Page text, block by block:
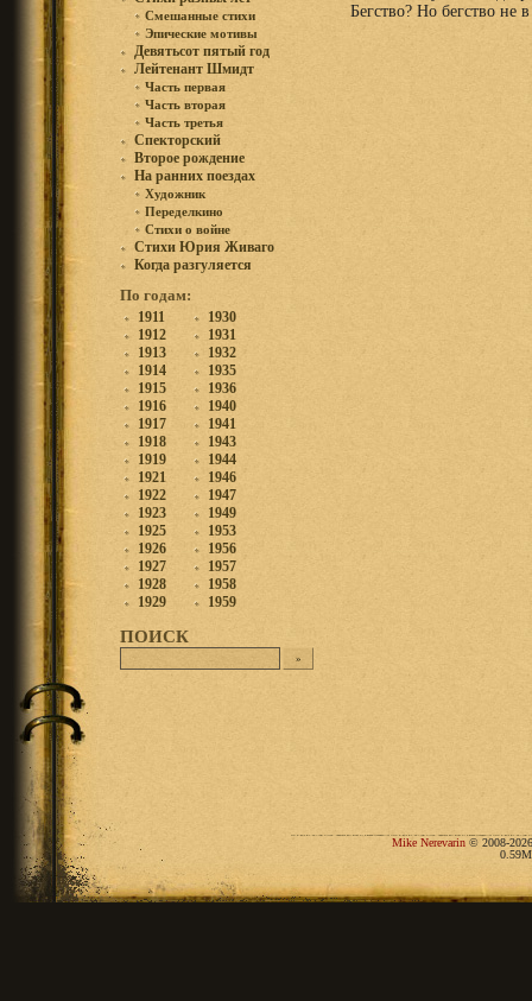
Смешанные стихи
Эпические мотивы
Девятьсот пятый год
Лейтенант Шмидт
Часть первая
Часть вторая
Часть третья
Спекторский
Второе рождение
На ранних поездах
Художник
Переделкино
Стихи о войне
Стихи Юрия Живаго
Когда разгуляется
По годам:
1911
1912
1913
1914
1915
1916
1917
1918
1919
1921
1922
1923
1925
1926
1927
1928
1929
1930
1931
1932
1935
1936
1940
1941
1943
1944
1946
1947
1949
1953
1956
1957
1958
1959
ПОИСК
Бегство? Но бегство не
Mike Nerevarin © 2008-